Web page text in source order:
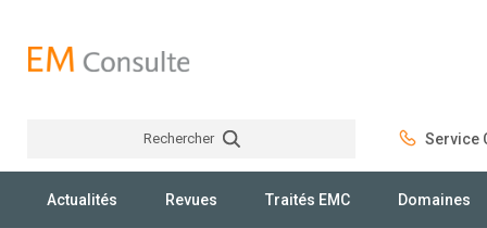
Rechercher Service
Actualités Revues Traités EMC Domaines